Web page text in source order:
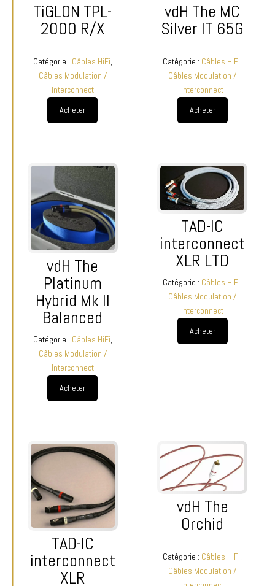
TiGLON TPL-
2000 R/X
Catégorie : Câbles HiFi,
Câbles Modulation /
Interconnect
Acheter
vdH The MC
Silver IT 65G
Catégorie : Câbles HiFi,
Câbles Modulation /
Interconnect
Acheter
vdH The
Platinum
Hybrid Mk II
Balanced
Catégorie : Câbles HiFi
Câbles Modulation /
Interconnect
Acheter
TAD-IC
interconnect
XLR LTD
Catégorie : Câbles HiFi,
Câbles Modulation /
Interconnect
Acheter
TAD-IC
interconnect
XLR
vdH The
Orchid
Catégorie : Câbles HiFi,
Câbles Modulation /